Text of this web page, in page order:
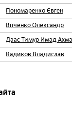
Пономаренко Євген
Вітченко Олександр
Даас Тимур Имад
Кадиков Владислав